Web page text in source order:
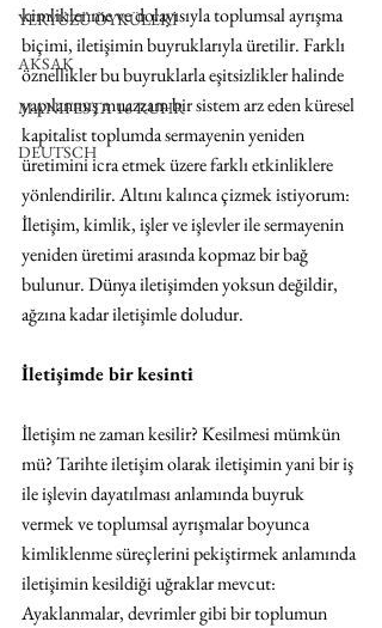
YERYÜZÜ ÖYKÜLERİ
AKSAK
MANIFESTA 16 RUHR
DEUTSCH
kimliklenme ve dolayısıyla toplumsal ayrışma
biçimi, iletişimin buyruklarıyla üretilir. Farklı
öznellikler bu buyruklarla eşitsizlikler halinde
yapılanmış muazzam bir sistem arz eden küresel
kapitalist toplumda sermayenin yeniden
üretimini icra etmek üzere farklı etkinliklere
yönlendirilir. Altını kalınca çizmek istiyorum:
İletişim, kimlik, işler ve işlevler ile sermayenin
yeniden üretimi arasında kopmaz bir bağ
bulunur. Dünya iletişimden yoksun değildir,
ağzına kadar iletişimle doludur.
İletişimde bir kesinti
İletişim ne zaman kesilir? Kesilmesi mümkün
mü? Tarihte iletişim olarak iletişimin yani bir iş
ile işlevin dayatılması anlamında buyruk
vermek ve toplumsal ayrışmalar boyunca
kimliklenme süreçlerini pekiştirmek anlamında
iletişimin kesildiği uğraklar mevcut:
Ayaklanmalar, devrimler gibi bir toplumun